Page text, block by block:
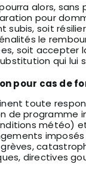
alors, sans
pour
subis, soit
le
soit accepter
qui lui
pour cas de
toute
de programme
météo)
imposés
directives